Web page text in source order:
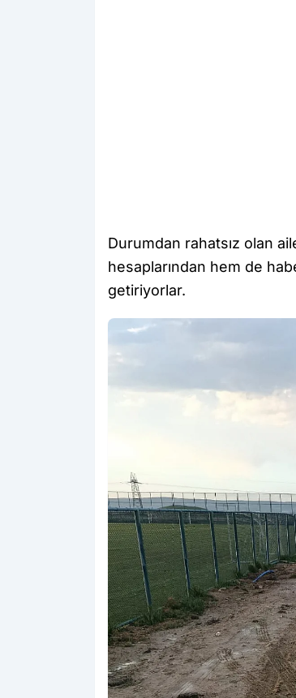
Durumdan rahatsız olan
hesaplarından hem de
getiriyorlar.